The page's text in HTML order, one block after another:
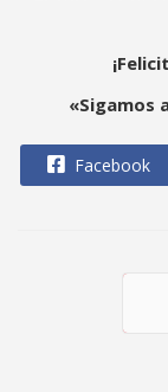
«Sigamos
Facebook